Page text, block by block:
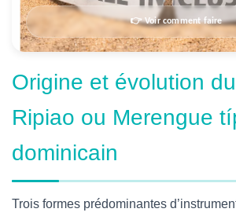
👉 Voir comment faire
Origine et évolution
Ripiao ou Merengue
dominicain
Trois formes prédominantes